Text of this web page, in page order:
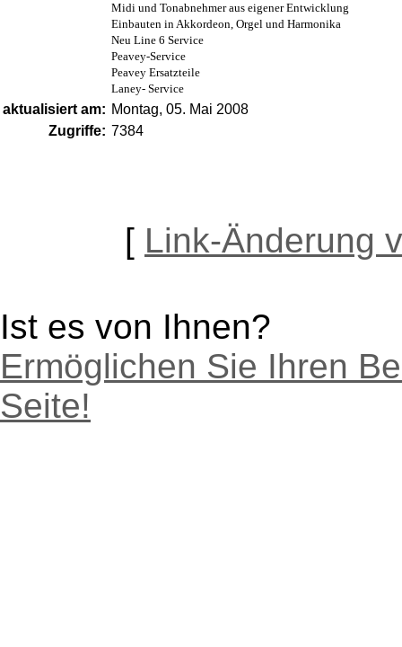
Midi und Tonabnehmer aus eigener Entwicklung
Einbauten in Akkordeon, Orgel und Harmonika
Neu Line 6 Service
Peavey-Service
Peavey Ersatzteile
Laney- Service
aktualisiert am: Montag, 05. Mai 2008
Zugriffe: 7384
[ Link-Änderung
Ist es von Ihnen?
Ermöglichen Sie Ihren
Seite!